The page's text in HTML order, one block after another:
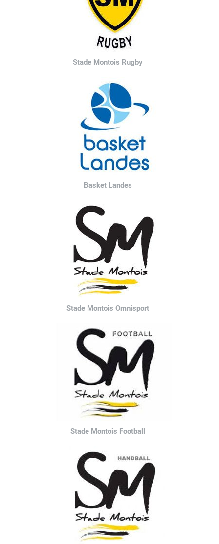
Stade Montois Rugby
Basket Landes
Stade Montois Omnisport
Stade Montois Football